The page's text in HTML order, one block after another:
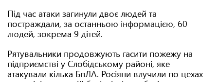
Під час атаки загинули двоє людей та
постраждали, за останньою інформацією, 60
людей, зокрема 9 дітей.
Рятувальники продовжують гасити пожежу на
підприємстві у Слобідському районі, яке
атакували кілька БпЛА. Росіяни влучили по цехах